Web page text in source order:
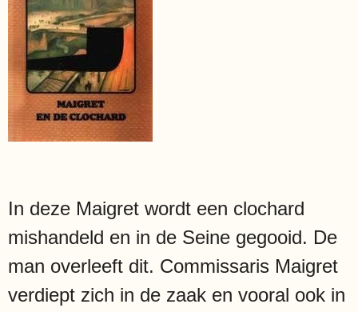
In deze Maigret wordt een clochard
mishandeld en in de Seine gegooid. De
man overleeft dit. Commissaris Maigret
verdiept zich in de zaak en vooral ook in